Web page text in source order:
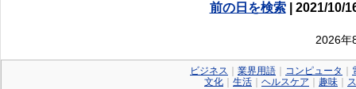
前の日を検索| 2021/10/
2026年
ビジネス 業界用語 コンピュータ
文化
生活 ヘルスケア 趣味